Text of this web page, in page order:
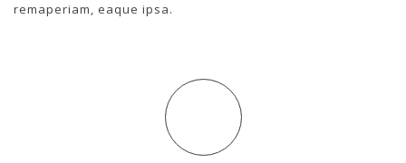
remaperiam, eaque ipsa.